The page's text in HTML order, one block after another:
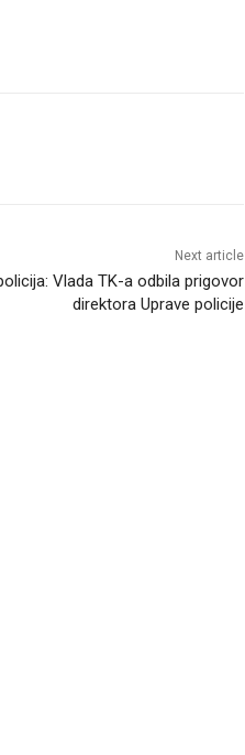
Next article
Vlada TK-a odbila prigovor
direktora Uprave policije